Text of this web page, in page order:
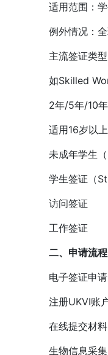
适用范围：学
例外情况：全
主流签证类型
如Skilled
2年/5年/10年
适用16岁以上
未成年学生（
学生签证（
访问签证
工作签证
二、申请流
电子签证申请
注册UKVI账户
在线提交材料
生物信息采集